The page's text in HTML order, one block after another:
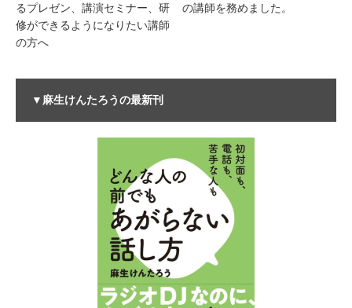
るプレゼン、講演セミナー、研
修ができるようになりたい講師
の方へ
の講師を務めました。
▼麻生けんたろうの最新刊